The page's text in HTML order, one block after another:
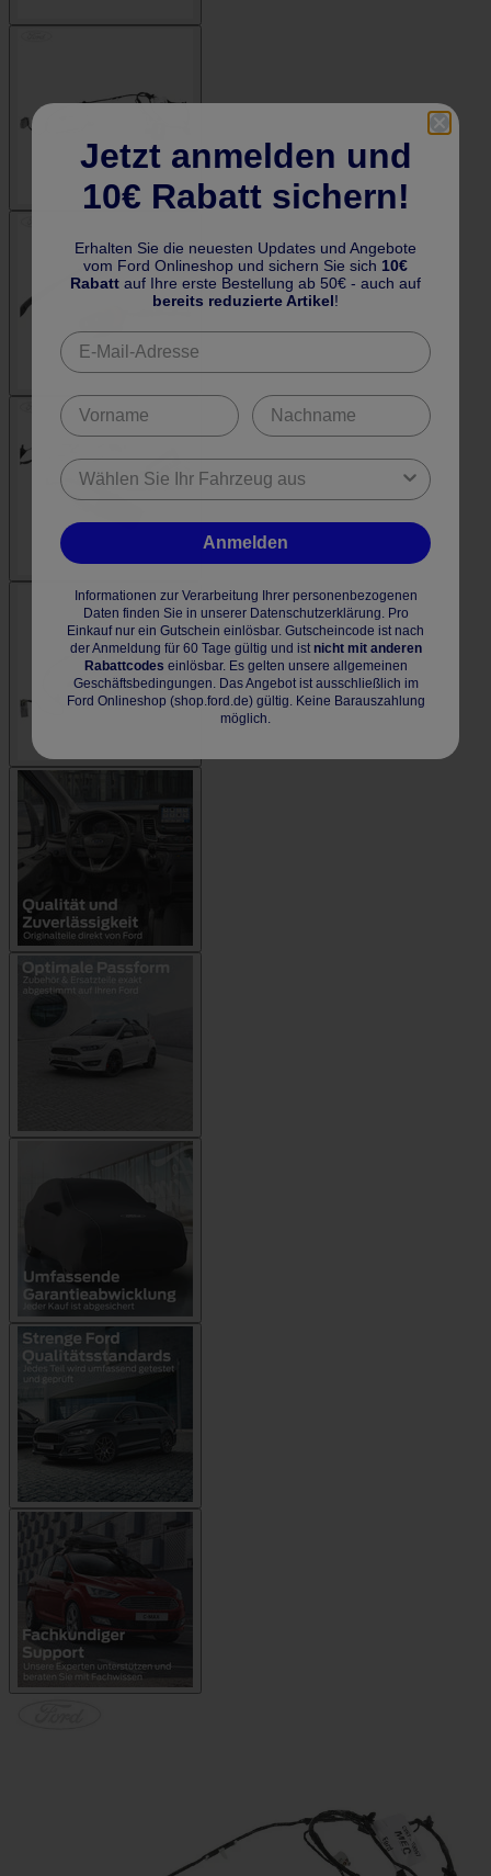
Jetzt anmelden und
10€ Rabatt sichern!
Erhalten Sie die neuesten Updates und Angebote
vom Ford Onlineshop und sichern Sie sich 10€
Rabatt auf Ihre erste Bestellung ab 50€ - auch auf
bereits reduzierte Artikel!
Anmelden
Informationen zur Verarbeitung Ihrer personenbezogenen
Daten finden Sie in unserer Datenschutzerklärung. Pro
Einkauf nur ein Gutschein einlösbar. Gutscheincode ist nach
der Anmeldung für 60 Tage gültig und ist nicht mit anderen
Rabattcodes einlösbar. Es gelten unsere allgemeinen
Geschäftsbedingungen. Das Angebot ist ausschließlich im
Ford Onlineshop (shop.ford.de) gültig. Keine Barauszahlung
möglich.